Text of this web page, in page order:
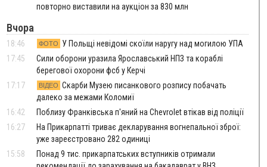
повторно виставили на аукціон за 830 млн
Вчора
18:46 ФОТО
У Польщі невідомі скоїли наругу над могилою УПА
17:45
Сили оборони уразила Ярославський НПЗ та кораблі
берегової охорони фсб у Керчі
17:17
ВІДЕО Скарби Музею писанкового розпису побачать
далеко за межами Коломиї
16:42
Поблизу Франківська п'яний на Chevrolet втікав від поліції
16:27
На Прикарпатті триває декларування вогнепальної зброї:
уже зареєстровано 282 одиниці
15:58
Понад 9 тис. прикарпатських вступників отримали